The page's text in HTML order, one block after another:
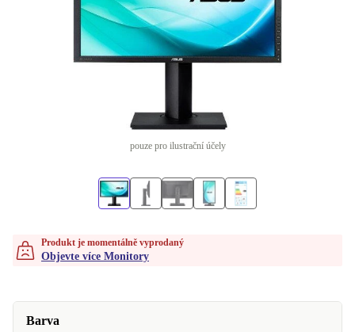
pouze pro ilustrační účely
Produkt je momentálně vyprodaný
Objevte více Monitory
Barva